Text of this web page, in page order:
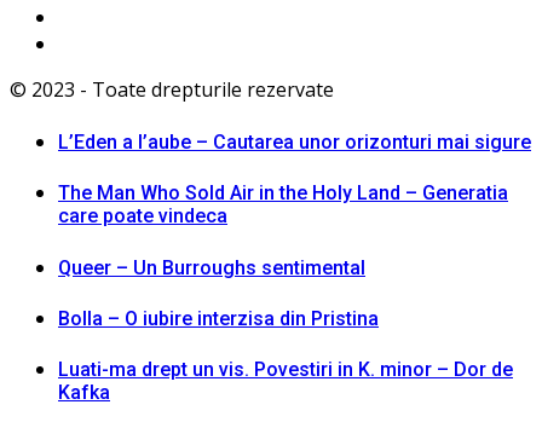
© 2023 - Toate drepturile rezervate
L’Eden a I’aube – Cautarea unor orizonturi mai sigure
The Man Who Sold Air in the Holy Land – Generatia
care poate vindeca
Queer – Un Burroughs sentimental
Bolla – O iubire interzisa din Pristina
Luati-ma drept un vis. Povestiri in K. minor – Dor de
Kafka